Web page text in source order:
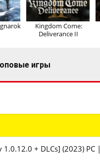
Kingdom Come:
Deliverance II
игры
1.0.12.0 + DLCs] (2023) PC |